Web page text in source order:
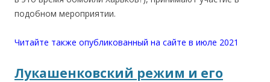
подобном мероприятии.
Читайте также опубликованный на сайте в июле 2021
Лукашенковский режим и его